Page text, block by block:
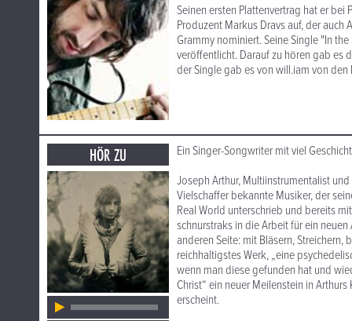
Seinen ersten Plattenvertrag hat er bei
Produzent Markus Dravs auf, der
Grammy nominiert. Seine Single "In
veröffentlicht. Darauf zu hören gab es
der Single gab es von will.iam von den
HÖR ZU
Ein Singer-Songwriter mit viel
Joseph Arthur, Multiinstrumentalist
Vielschaffer bekannte Musiker, der
Real World unterschrieb und bereits
schnurstraks in die Arbeit für ein
anderen Seite: mit Bläsern, Streichern,
reichhaltigstes Werk, „eine
wenn man diese gefunden hat und
Christ“ ein neuer Meilenstein in
erscheint.